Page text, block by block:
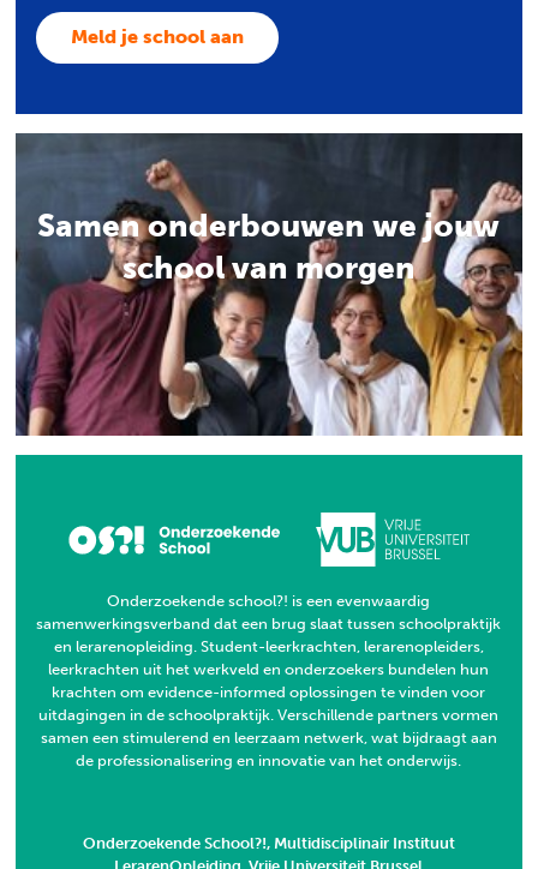
Meld je school aan
Samen onderbouwen we jouw
school van morgen
Onderzoekende school?! is een evenwaardig
samenwerkingsverband dat een brug slaat tussen schoolpraktijk
en lerarenopleiding. Student-leerkrachten, lerarenopleiders,
leerkrachten uit het werkveld en onderzoekers bundelen hun
krachten om evidence-informed oplossingen te vinden voor
uitdagingen in de schoolpraktijk. Verschillende partners vormen
samen een stimulerend en leerzaam netwerk, wat bijdraagt aan
de professionalisering en innovatie van het onderwijs.
Onderzoekende School?!, Multidisciplinair Instituut